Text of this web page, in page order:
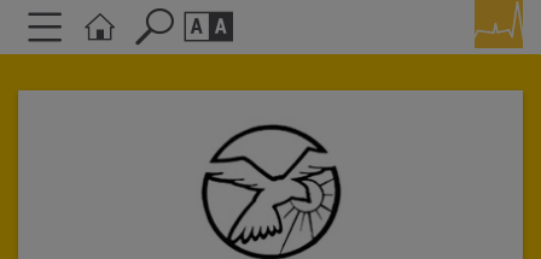
A
Kontrasteinstellungen